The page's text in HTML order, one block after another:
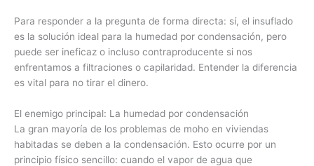
Para responder a la pregunta de forma directa: sí, el insuflado
es la solución ideal para la humedad por condensación, pero
puede ser ineficaz o incluso contraproducente si nos
enfrentamos a filtraciones o capilaridad. Entender la diferencia
es vital para no tirar el dinero.
El enemigo principal: La humedad por condensación
La gran mayoría de los problemas de moho en viviendas
habitadas se deben a la condensación. Esto ocurre por un
principio físico sencillo: cuando el vapor de agua que